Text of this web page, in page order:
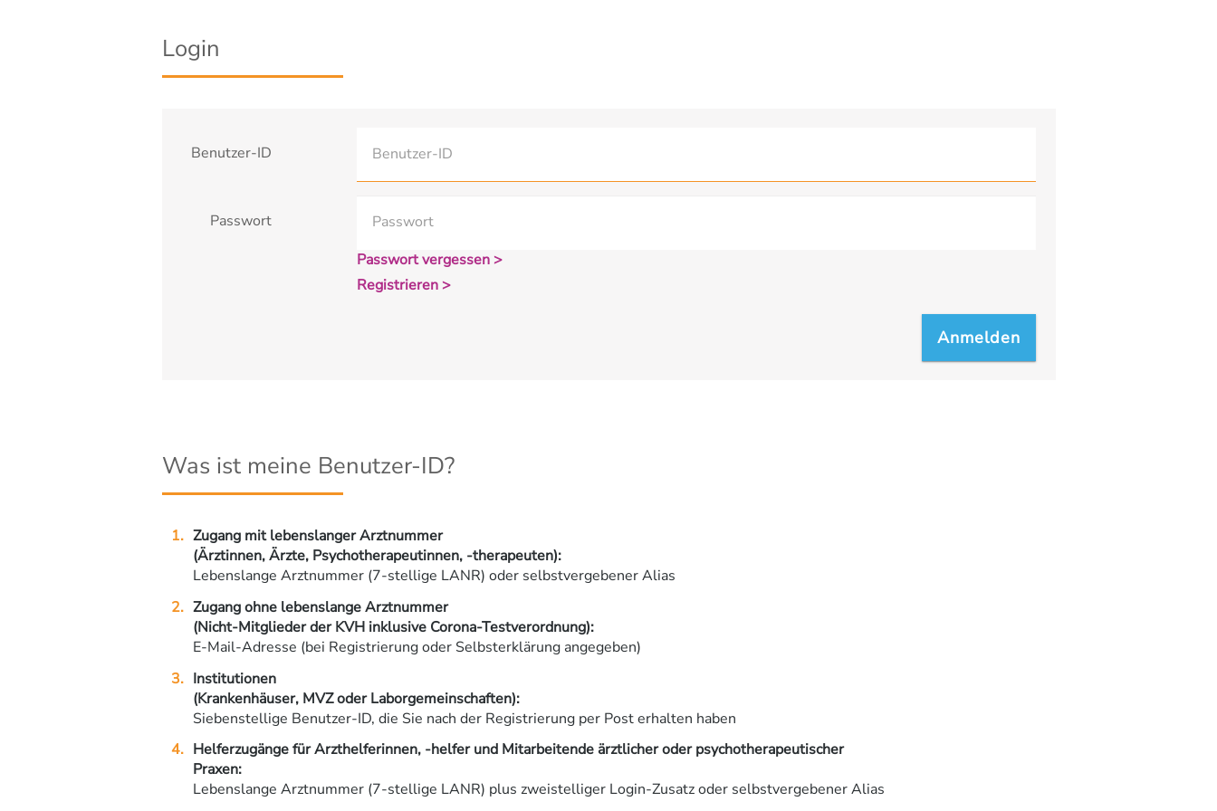
Login
Benutzer-ID
Passwort
Passwort vergessen >
Registrieren >
Was ist meine Benutzer-ID?
Zugang mit lebenslanger Arztnummer
(Ärztinnen, Ärzte, Psychotherapeutinnen, -therapeuten):
Lebenslange Arztnummer (7-stellige LANR) oder selbstvergebener Alias
Zugang ohne lebenslange Arztnummer
(Nicht-Mitglieder der KVH inklusive Corona-Testverordnung):
E-Mail-Adresse (bei Registrierung oder Selbsterklärung angegeben)
Institutionen
(Krankenhäuser, MVZ oder Laborgemeinschaften):
Siebenstellige Benutzer-ID, die Sie nach der Registrierung per Post erhalten haben
Helferzugänge für Arzthelferinnen, -helfer und Mitarbeitende ärztlicher oder psychotherapeutischer
Praxen:
Lebenslange Arztnummer (7-stellige LANR) plus zweistelliger Login-Zusatz oder selbstvergebener Alias